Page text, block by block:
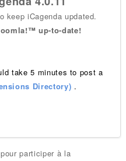
keep iCagenda updated.
up-to-date!
take 5 minutes to post a
Directory) .
pour participer à la